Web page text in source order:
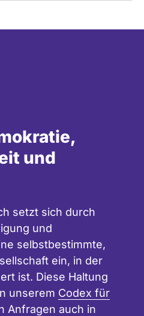
und
setzt sich durch
und
selbstbestimmte,
ein, in der
ist. Diese Haltung
unserem Codex für
Anfragen auch in